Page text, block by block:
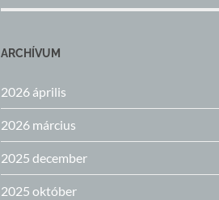
ARCHÍVUM
2026 április
2026 március
2025 december
2025 október